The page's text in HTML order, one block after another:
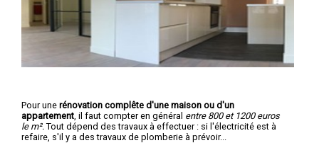
Pour une rénovation complête d'une maison ou d'un
appartement , il faut compter en général entre 800 et 1200 euros
le m². Tout dépend des travaux à effectuer : si l'électricité est à
refaire, s'il y a des travaux de plomberie à prévoir...